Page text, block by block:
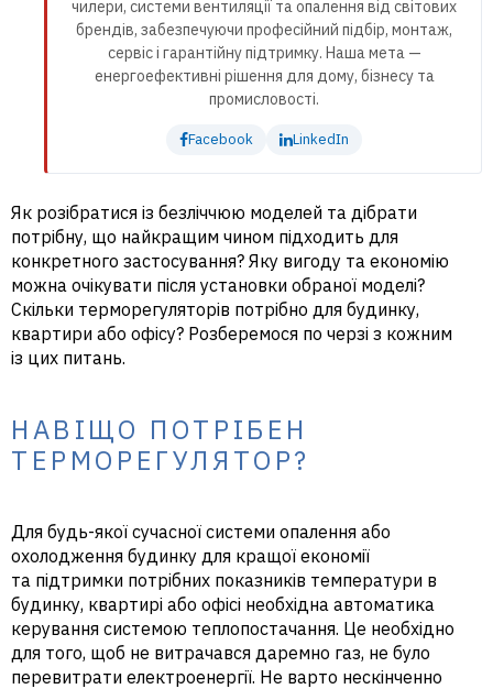
чилери, системи вентиляції та опалення від світових
брендів, забезпечуючи професійний підбір, монтаж,
сервіс і гарантійну підтримку. Наша мета —
енергоефективні рішення для дому, бізнесу та
промисловості.
Facebook LinkedIn
Як розібратися із безліччюю моделей та дібрати
потрібну, що найкращим чином підходить для
конкретного застосування? Яку вигоду та економію
можна очікувати після установки обраної моделі?
Скільки терморегуляторів потрібно для будинку,
квартири або офісу? Розберемося по черзі з кожним
із цих питань.
НАВІЩО ПОТРІБЕН
ТЕРМОРЕГУЛЯТОР?
Для будь-якої сучасної системи опалення або
охолодження будинку для кращої економії
та підтримки потрібних показників температури в
будинку, квартирі або офісі необхідна автоматика
керування системою теплопостачання. Це необхідно
для того, щоб не витрачався даремно газ, не було
перевитрати електроенергії. Не варто нескінченно